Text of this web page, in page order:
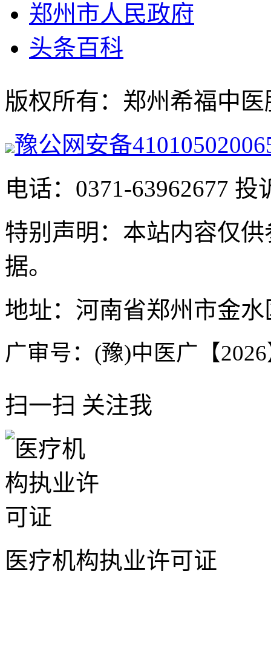
郑州市人民政府
头条百科
版权所有：郑州希福中
豫公网安备
电话：0371-63962677 投
特别声明：本站内容仅
据。
地址：河南省郑州市金
广审号：(豫)中医广【
扫一扫 关注我
医疗机构执业许可证